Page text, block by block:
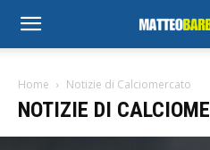
Home Notizie di Calciomercato
NOTIZIE DI